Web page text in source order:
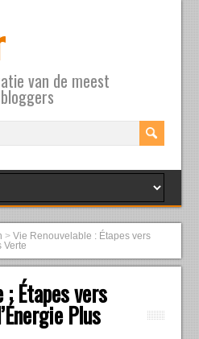
van de meest
>Vie Renouvelable : Étapes vers
Verte
: Étapes vers
Plus